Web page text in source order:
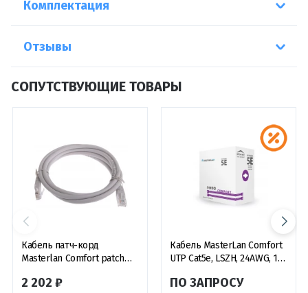
Комплектация
Отзывы
СОПУТСТВУЮЩИЕ ТОВАРЫ
Кабель патч-корд
Masterlan Comfort patch
неэкранированный, серый
2 202 ₽
Кабель MasterLan Comfort
UTP Cat5e, LSZH, 24AWG, 1
ПО ЗАПРОСУ